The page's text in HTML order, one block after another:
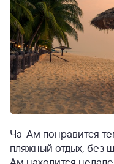
Ча-Ам понравится
пляжный отдых, без